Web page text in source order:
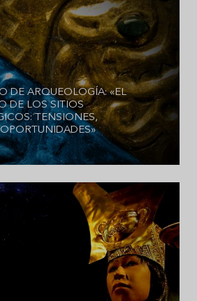
DE ARQUEOLOGÍA: «EL
DE LOS SITIOS
TENSIONES,